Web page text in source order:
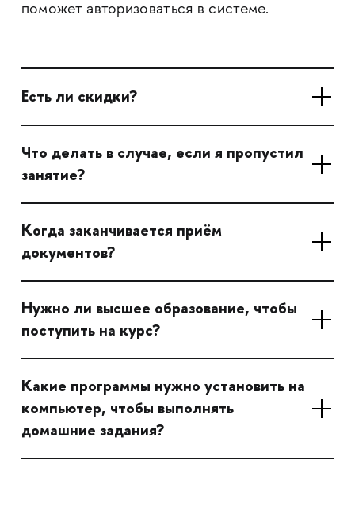
поможет авторизоваться в системе.
Есть ли скидки?
Что делать в случае, если я пропустил
занятие?
Когда заканчивается приём
документов?
Нужно ли высшее образование, чтобы
поступить на курс?
Какие программы нужно установить на
компьютер, чтобы выполнять
домашние задания?